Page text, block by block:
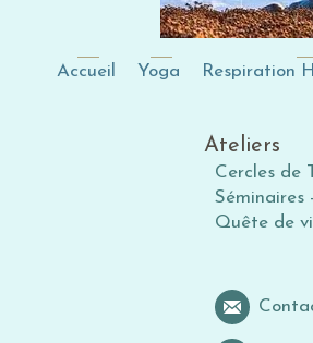
Accueil Yoga Respiration
Ateliers
Cercles de
Séminaires
Quête de